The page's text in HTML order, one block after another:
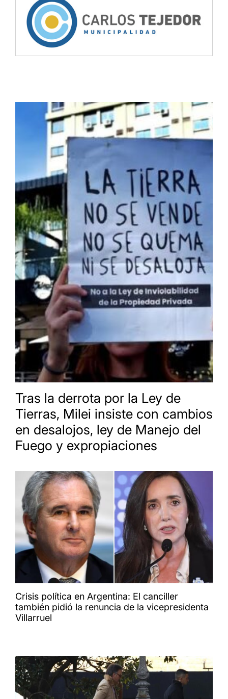
Tras la derrota por la Ley de
Tierras, Milei insiste con cambios
en desalojos, ley de Manejo del
Fuego y expropiaciones
Crisis política en Argentina: El canciller
también pidió la renuncia de la vicepresidenta
Villarruel